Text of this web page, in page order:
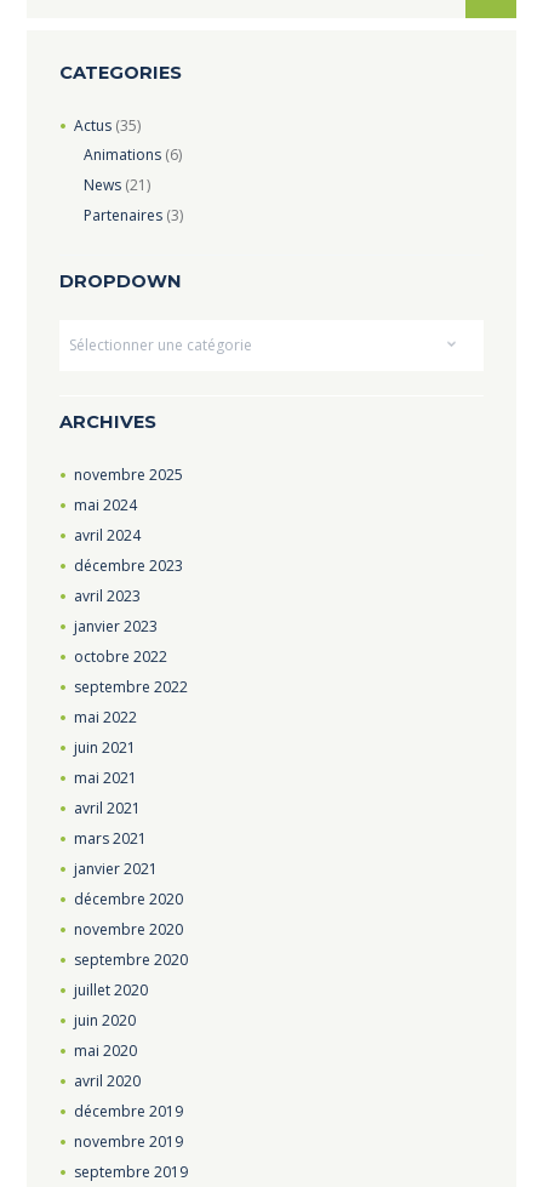
CATEGORIES
Actus(35)
Animations (6)
News (21)
Partenaires (3)
DROPDOWN
ARCHIVES
novembre 2025
mai 2024
avril 2024
décembre 2023
avril 2023
janvier2023
octobre 2022
septembre 2022
mai 2022
juin 2021
mai 2021
avril 2021
mars2021
janvier2021
décembre 2020
novembre 2020
septembre 2020
juillet2020
juin 2020
mai 2020
avril 2020
décembre 2019
novembre 2019
septembre 2019